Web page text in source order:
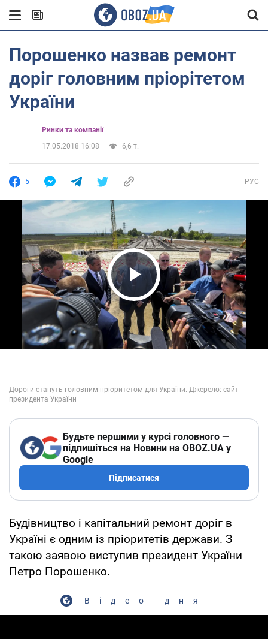
Порошенко назвав ремонт
доріг головним пріорітетом
України
Ринки та компанії
17.05.2018 16:08
6,6 т.
5 РУС
Play Video
Будьте першими у курсі головного —
підпишіться на Новини на OBOZ.UA у
Google
Підписатися
Будівництво і капітальний ремонт доріг в
Україні є одним із пріоритетів держави. З
такою заявою виступив президент України
Петро Порошенко.
Відео дня